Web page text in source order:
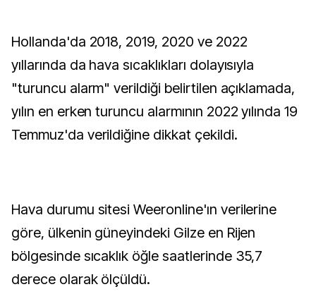
Hollanda'da 2018, 2019, 2020 ve 2022
yıllarında da hava sıcaklıkları dolayısıyla
"turuncu alarm" verildiği belirtilen açıklamada,
yılın en erken turuncu alarmının 2022 yılında 19
Temmuz'da verildiğine dikkat çekildi.
Hava durumu sitesi Weeronline'ın verilerine
göre, ülkenin güneyindeki Gilze en Rijen
bölgesinde sıcaklık öğle saatlerinde 35,7
derece olarak ölçüldü.